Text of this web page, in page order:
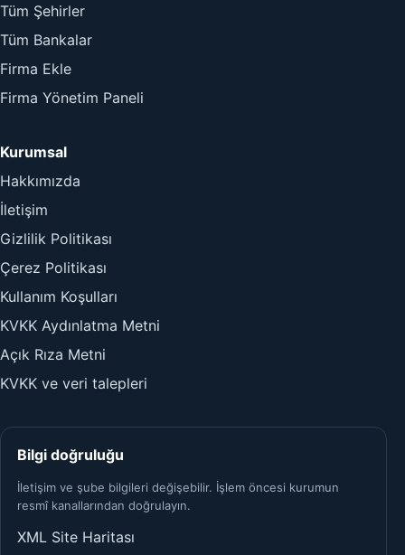
Tüm Şehirler
Tüm Bankalar
Firma Ekle
Firma Yönetim Paneli
Kurumsal
Hakkımızda
İletişim
Gizlilik Politikası
Çerez Politikası
Kullanım Koşulları
KVKK Aydınlatma Metni
Açık Rıza Metni
KVKK ve veri talepleri
Bilgi doğruluğu
İletişim ve şube bilgileri değişebilir. İşlem öncesi kurumun
resmî kanallarından doğrulayın.
XML Site Haritası